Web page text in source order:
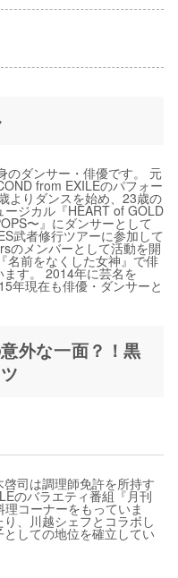
のダンサー・俳優です。 元
from EXILEのパフォー
よりダンスを始め、23歳の
ジカル『HEART of GOLD
〜』にダンサーとして
武者修行ツアーに参加して
のメンバーとして活動を開
名前をなくした女神』で俳
す。 2014年に芸名を
年現在も俳優・ダンサーと
外な一面？！黒
司は調理師免許を所持す
のバラエティ番組『月刊
コーナーをもっていま
、川越シェフとコラボし
しての地位を確立してい